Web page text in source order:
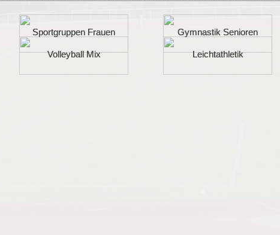
Sportgruppen Frauen
Sportgruppen Frauen Gymnastik Senioren
Gymnastik Senioren
Volleyball Mix
Volleyball Mix Leichtathletik
Leichtathletik